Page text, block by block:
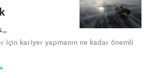
için kariyer yapmanın ne kadar önemli